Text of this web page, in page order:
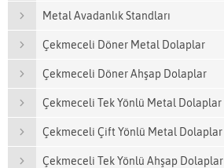
Metal Avadanlık Standları
Çekmeceli Döner Metal Dolaplar
Çekmeceli Döner Ahşap Dolaplar
Çekmeceli Tek Yönlü Metal Dolaplar
Çekmeceli Çift Yönlü Metal Dolaplar
Çekmeceli Tek Yönlü Ahşap Dolaplar